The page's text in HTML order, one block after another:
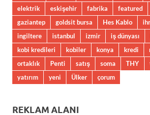
elektrik
eskişehir fabrika featured
gaziantep
goldsit bursa Hes Kablo
ingiltere
istanbul izmir iş dünyası
kobi kredileri
kobiler konya kredi
ortaklık
Penti satış soma THY
yatırım
yeni Ülker çorum
REKLAM ALANI